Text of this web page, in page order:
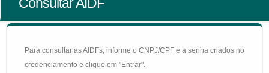
Para consultar as AIDFs, informe o CNPJ/CPF e a senha criados no
credenciamento e clique em "Entrar".